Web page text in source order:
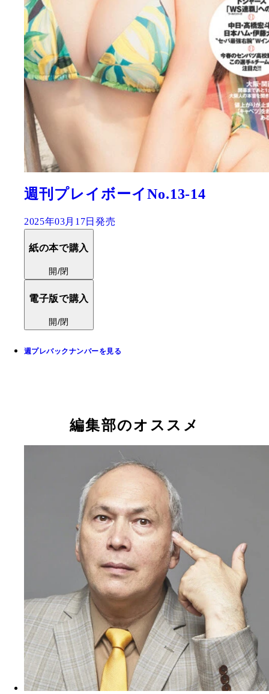
週刊プレイボーイNo.13-14
2025年03月17日発売
紙の本で購入
開/閉
電子版で購入
開/閉
週プレバックナンバーを見る
編集部のオススメ